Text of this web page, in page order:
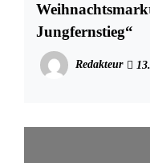
Weihnachtsmarkt
Jungfernstieg“
Redakteur